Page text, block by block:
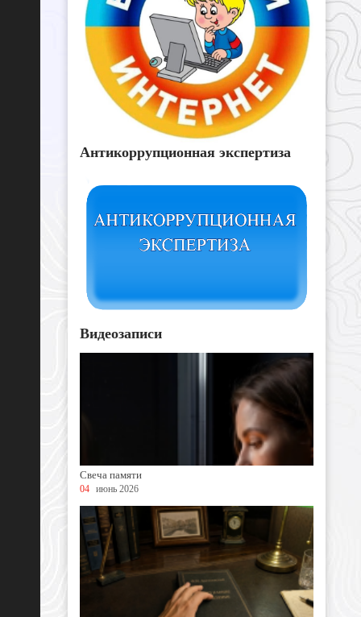
Антикоррупционная экспертиза
Видеозаписи
Свеча памяти
04 июнь 2026